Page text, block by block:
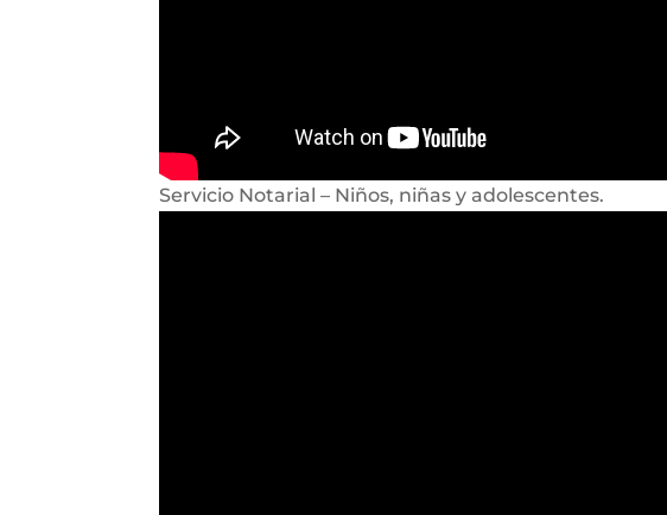
Servicio Notarial – Niños, niñas y adolescentes.